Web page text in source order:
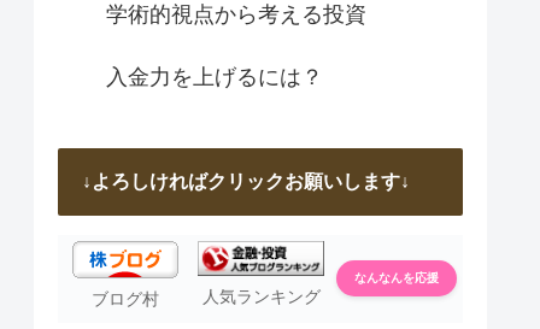
学術的視点から考える投資
入金力を上げるには？
↓よろしければクリックお願いします↓
ブログ村 人気ランキング
なんなんを応援